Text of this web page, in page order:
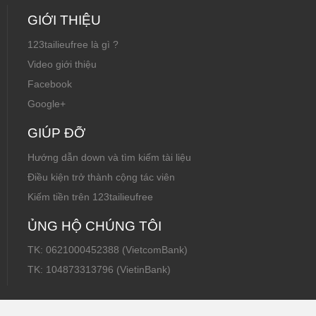
GIỚI THIỆU
123tailieufree là gì ?
Video giới thiệu
Facebook
Google+
GIÚP ĐỠ
Hướng dẫn down và tìm kiếm tài liệu
Điều kiện trở thành cộng tác viên
Kiếm tiền trên 123tailieufree
ỦNG HỘ CHÚNG TÔI
TK: 0621000452388 (VietcomBank)
TK: 104873313796 (VietinBank)